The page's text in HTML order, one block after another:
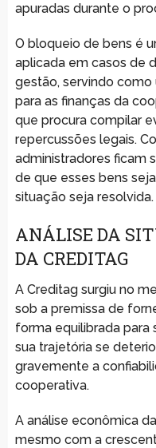
apuradas durante o
O bloqueio de bens é
aplicada em casos de
gestão, servindo
para as finanças da
que procura compilar
repercussões legais.
administradores ficam
de que esses bens
situação seja resolvida.
ANÁLISE DA
DA CREDITAG
A Creditag surgiu no
sob a premissa de
forma equilibrada para
sua trajetória se
gravemente a
cooperativa.
A análise econômica
mesmo com a